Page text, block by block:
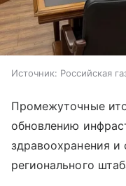
Источник: Российская
Промежуточные
обновлению
здравоохранения и
регионального